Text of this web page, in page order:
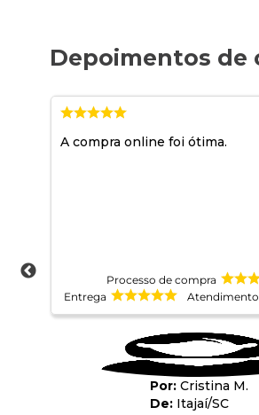
A compra online foi ótima.
Processo de compra
Entrega
Atendimento
Cristina M.
Itajaí/SC